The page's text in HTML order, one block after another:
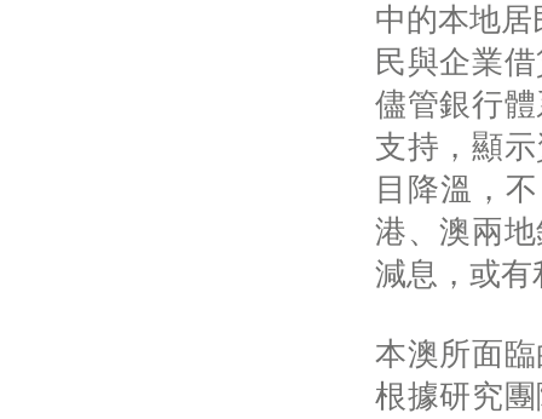
中的本地
民與企業
儘管銀行
支持，顯
目降溫，
港、澳兩
減息，或
本澳所面
根據研究